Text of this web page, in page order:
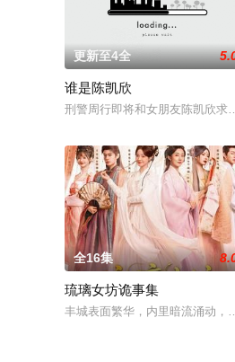
更新至4全
谁是陈凯欣
刑警周行即将和女朋友陈凯欣求
全16集
琉璃女坊诡事集
丰城表面繁华，内里暗流涌动，